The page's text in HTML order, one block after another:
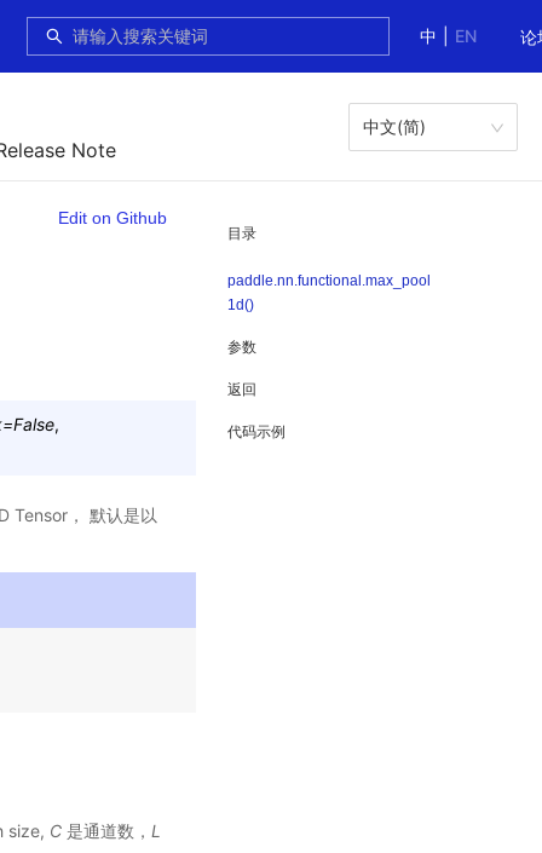
中
EN 论
Note
中文(简)
目录
paddle.nn.functional.max_pool
1d()
参数
返回
代码示例
Edit on Github
=False,
Tensor， 默认是以
size, C 是通道数，L